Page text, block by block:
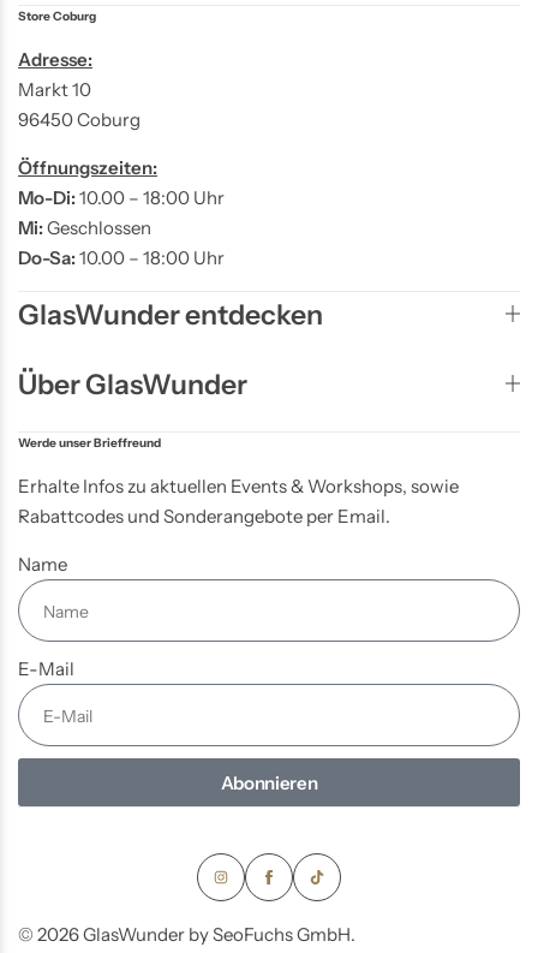
Store Coburg
Adresse:
Markt 10
96450 Coburg
Öffnungszeiten:
Mo-Di:10.00 – 18:00 Uhr
Mi:Geschlossen
Do-Sa:10.00 – 18:00 Uhr
GlasWunder entdecken
Über GlasWunder
Werde unser Brieffreund
Erhalte Infos zu aktuellen Events & Workshops, sowie
Rabattcodes und Sonderangebote per Email.
Name
E-Mail
Abonnieren
© 2026 GlasWunder by SeoFuchs GmbH.